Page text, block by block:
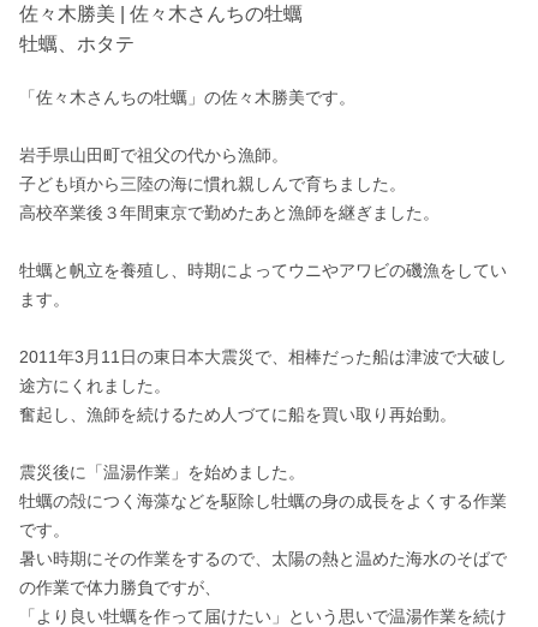
佐々木勝美 | 佐々木さんちの牡蠣
牡蠣、ホタテ
「佐々木さんちの牡蠣」の佐々木勝美です。
岩手県山田町で祖父の代から漁師。
子ども頃から三陸の海に慣れ親しんで育ちました。
高校卒業後３年間東京で勤めたあと漁師を継ぎました。
牡蠣と帆立を養殖し、時期によってウニやアワビの磯漁をしてい
ます。
2011年3月11日の東日本大震災で、相棒だった船は津波で大破し
途方にくれました。
奮起し、漁師を続けるため人づてに船を買い取り再始動。
震災後に「温湯作業」を始めました。
牡蠣の殻につく海藻などを駆除し牡蠣の身の成長をよくする作業
です。
暑い時期にその作業をするので、太陽の熱と温めた海水のそばで
の作業で体力勝負ですが、
「より良い牡蠣を作って届けたい」という思いで温湯作業を続け